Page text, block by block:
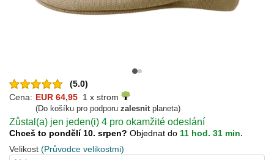
(5.0)
Cena: EUR 64,95 1 x strom
(Do košíku pro podporu zalesnitplaneta)
Zůstal(a) jen jeden(i) 4 pro okamžité odeslání
Chceš to pondělí 10. srpen? Objednat do 11 hod. 31 min.
Velikost (Průvodce velikostmi)